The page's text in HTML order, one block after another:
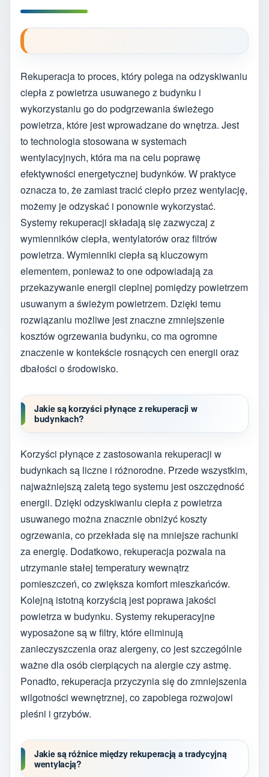
Rekuperacja to proces, który polega na odzyskiwaniu
ciepła z powietrza usuwanego z budynku i
wykorzystaniu go do podgrzewania świeżego
powietrza, które jest wprowadzane do wnętrza. Jest
to technologia stosowana w systemach
wentylacyjnych, która ma na celu poprawę
efektywności energetycznej budynków. W praktyce
oznacza to, że zamiast tracić ciepło przez wentylację,
możemy je odzyskać i ponownie wykorzystać.
Systemy rekuperacji składają się zazwyczaj z
wymienników ciepła, wentylatorów oraz filtrów
powietrza. Wymienniki ciepła są kluczowym
elementem, ponieważ to one odpowiadają za
przekazywanie energii cieplnej pomiędzy powietrzem
usuwanym a świeżym powietrzem. Dzięki temu
rozwiązaniu możliwe jest znaczne zmniejszenie
kosztów ogrzewania budynku, co ma ogromne
znaczenie w kontekście rosnących cen energii oraz
dbałości o środowisko.
Jakie są korzyści płynące z rekuperacji w
budynkach?
Korzyści płynące z zastosowania rekuperacji w
budynkach są liczne i różnorodne. Przede wszystkim,
najważniejszą zaletą tego systemu jest oszczędność
energii. Dzięki odzyskiwaniu ciepła z powietrza
usuwanego można znacznie obniżyć koszty
ogrzewania, co przekłada się na mniejsze rachunki
za energię. Dodatkowo, rekuperacja pozwala na
utrzymanie stałej temperatury wewnątrz
pomieszczeń, co zwiększa komfort mieszkańców.
Kolejną istotną korzyścią jest poprawa jakości
powietrza w budynku. Systemy rekuperacyjne
wyposażone są w filtry, które eliminują
zanieczyszczenia oraz alergeny, co jest szczególnie
ważne dla osób cierpiących na alergie czy astmę.
Ponadto, rekuperacja przyczynia się do zmniejszenia
wilgotności wewnętrznej, co zapobiega rozwojowi
pleśni i grzybów.
Jakie są różnice między rekuperacją a tradycyjną
wentylacją?